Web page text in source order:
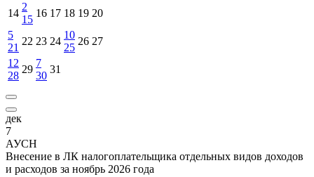
14
2
15
16 17 18 19 20
5
21
22 23 24
10
25
26 27
12
28
29
7
30
31
дек
7
АУСН
Внесение в ЛК налогоплательщика отдельных видов доходов
и расходов за ноябрь 2026 года